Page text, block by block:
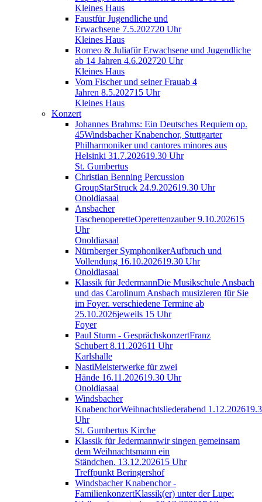
Kleines Haus
Faustfür Jugendliche und
Erwachsene 7.5.202720 Uhr
Kleines Haus
Romeo & Juliafür Erwachsene und Jugendliche
ab 14 Jahren 4.6.202720 Uhr
Kleines Haus
Vom Fischer und seiner Frauab 4
Jahren 8.5.202715 Uhr
Kleines Haus
Konzert
Johannes Brahms: Ein Deutsches Requiem op.
45Windsbacher Knabenchor, Stuttgarter
Philharmoniker und cantores minores aus
Helsinki 31.7.202619.30 Uhr
St. Gumbertus
Christian Benning Percussion
GroupStarStruck 24.9.202619.30 Uhr
Onoldiasaal
Ansbacher
TaschenoperetteOperettenzauber9.10.202615
Uhr
Onoldiasaal
Nürnberger SymphonikerAufbruch und
Vollendung 16.10.202619.30 Uhr
Onoldiasaal
Klassik für JedermannDie Musikschule Ansbach
und das Carolinum Ansbach musizieren für Sie
im Foyer. verschiedene Termine ab
25.10.2026jeweils 15 Uhr
Foyer
Paul Sturm - GesprächskonzertFranz
Schubert 8.11.202611 Uhr
Karlshalle
NastiMeisterwerke für zwei
Hände 16.11.202619.30 Uhr
Onoldiasaal
Windsbacher
KnabenchorWeihnachtsliederabend 1.12.2026
Uhr
St. Gumbertus Kirche
Klassik für Jedermannwir singen gemeinsam
dem Weihnachtsmann ein
Ständchen. 13.12.202615 Uhr
Treffpunkt Beringershof
Windsbacher Knabenchor -
FamilienkonzertKlassik(er) unter der Lupe: